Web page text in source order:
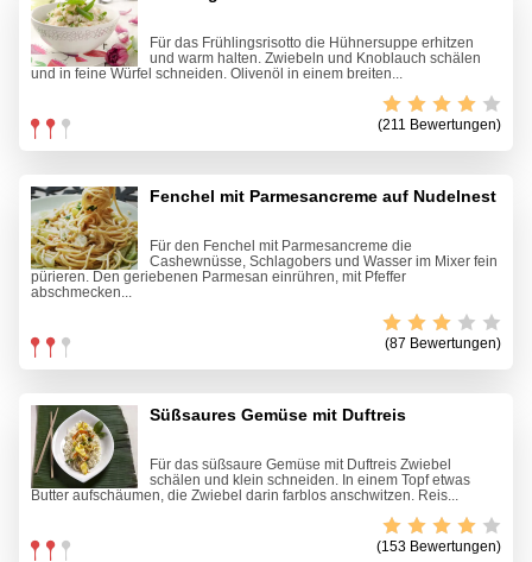
Für das Frühlingsrisotto die Hühnersuppe erhitzen
und warm halten. Zwiebeln und Knoblauch schälen
und in feine Würfel schneiden. Olivenöl in einem breiten...
(211 Bewertungen)
Fenchel mit Parmesancreme auf Nudelnest
Für den Fenchel mit Parmesancreme die
Cashewnüsse, Schlagobers und Wasser im Mixer fein
pürieren. Den geriebenen Parmesan einrühren, mit Pfeffer
abschmecken...
(87 Bewertungen)
Süßsaures Gemüse mit Duftreis
Für das süßsaure Gemüse mit Duftreis Zwiebel
schälen und klein schneiden. In einem Topf etwas
Butter aufschäumen, die Zwiebel darin farblos anschwitzen. Reis...
(153 Bewertungen)